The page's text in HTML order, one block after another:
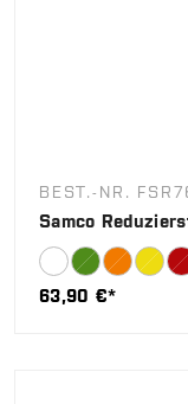
BEST.-NR.
Samco
63,90 €*